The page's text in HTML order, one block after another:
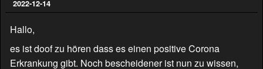
2022-12-14
Hallo,
es ist doof zu hören dass es einen positive Corona
Erkrankung gibt. Noch bescheidener ist nun zu wissen,